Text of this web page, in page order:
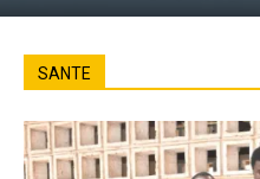
SANTE